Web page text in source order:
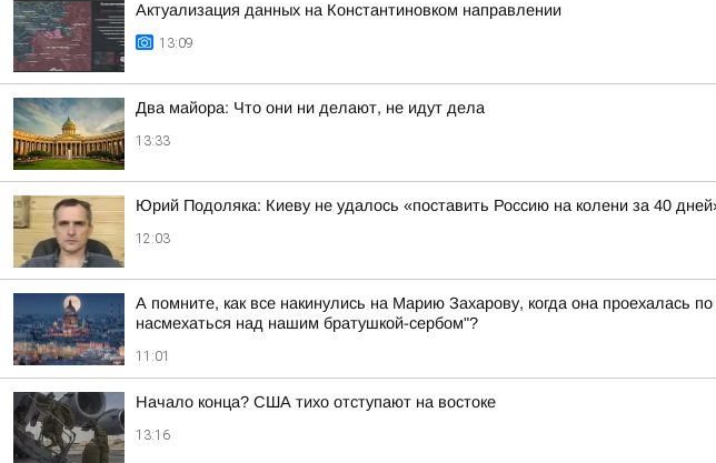
Актуализация данных на Константиновком направлении
13:09
Два майора: Что они ни делают, не идут дела
13:33
Юрий Подоляка: Киеву не удалось «поставить Россию на колени за 40
12:03
А помните, как все накинулись на Марию Захарову, когда она проехалась
насмехаться над нашим братушкой-сербом"?
11:01
Начало конца? США тихо отступают на востоке
13:16